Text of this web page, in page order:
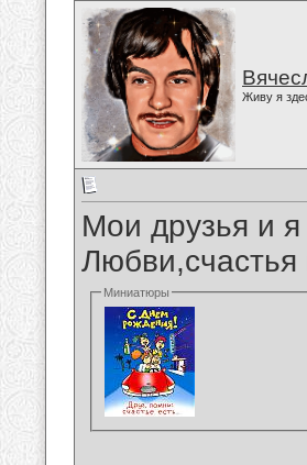
Живу я
Мои друзья и
Любви,счастья
Миниатюры